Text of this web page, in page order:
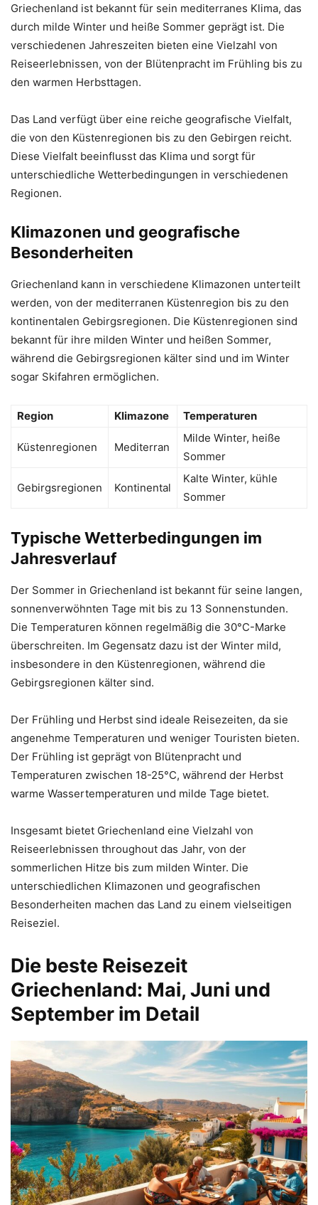
Griechenland ist bekannt für sein mediterranes Klima, das
durch milde Winter und heiße Sommer geprägt ist. Die
verschiedenen Jahreszeiten bieten eine Vielzahl von
Reiseerlebnissen, von der Blütenpracht im Frühling bis zu
den warmen Herbsttagen.
Das Land verfügt über eine reiche geografische Vielfalt,
die von den Küstenregionen bis zu den Gebirgen reicht.
Diese Vielfalt beeinflusst das Klima und sorgt für
unterschiedliche Wetterbedingungen in verschiedenen
Regionen.
Klimazonen und geografische
Besonderheiten
Griechenland kann in verschiedene Klimazonen unterteilt
werden, von der mediterranen Küstenregion bis zu den
kontinentalen Gebirgsregionen. Die Küstenregionen sind
bekannt für ihre milden Winter und heißen Sommer,
während die Gebirgsregionen kälter sind und im Winter
sogar Skifahren ermöglichen.
Region Klimazone Temperaturen
Küstenregionen Mediterran
Milde Winter, heiße
Sommer
Gebirgsregionen Kontinental
Kalte Winter, kühle
Sommer
Typische Wetterbedingungen im
Jahresverlauf
Der Sommer in Griechenland ist bekannt für seine langen,
sonnenverwöhnten Tage mit bis zu 13 Sonnenstunden.
Die Temperaturen können regelmäßig die 30°C-Marke
überschreiten. Im Gegensatz dazu ist der Winter mild,
insbesondere in den Küstenregionen, während die
Gebirgsregionen kälter sind.
Der Frühling und Herbst sind ideale Reisezeiten, da sie
angenehme Temperaturen und weniger Touristen bieten.
Der Frühling ist geprägt von Blütenpracht und
Temperaturen zwischen 18-25°C, während der Herbst
warme Wassertemperaturen und milde Tage bietet.
Insgesamt bietet Griechenland eine Vielzahl von
Reiseerlebnissen throughout das Jahr, von der
sommerlichen Hitze bis zum milden Winter. Die
unterschiedlichen Klimazonen und geografischen
Besonderheiten machen das Land zu einem vielseitigen
Reiseziel.
Die beste Reisezeit
Griechenland: Mai, Juni und
September im Detail